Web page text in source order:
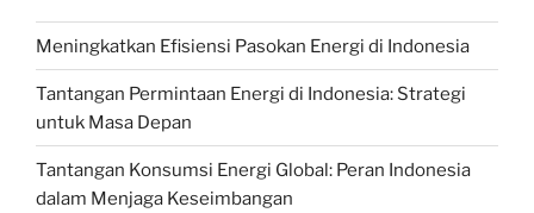
Meningkatkan Efisiensi Pasokan Energi di Indonesia
Tantangan Permintaan Energi di Indonesia: Strategi
untuk Masa Depan
Tantangan Konsumsi Energi Global: Peran Indonesia
dalam Menjaga Keseimbangan